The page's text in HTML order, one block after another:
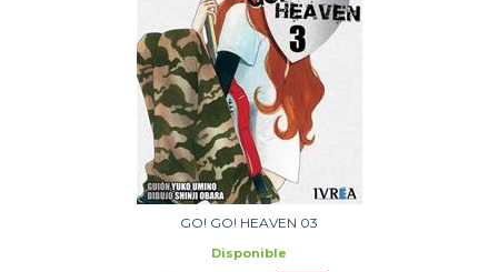
GO! GO! HEAVEN 03
Disponible